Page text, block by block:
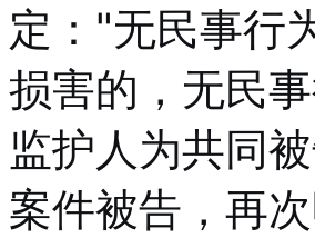
定："无民事行
损害的，无民
监护人为共同
案件被告，再